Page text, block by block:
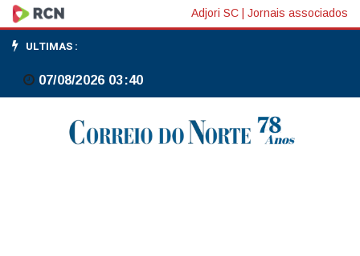
Maior
parte
das
Bolsas
Adjori SC Jornais associados
ULTIMAS :
07/08/2026 03:40